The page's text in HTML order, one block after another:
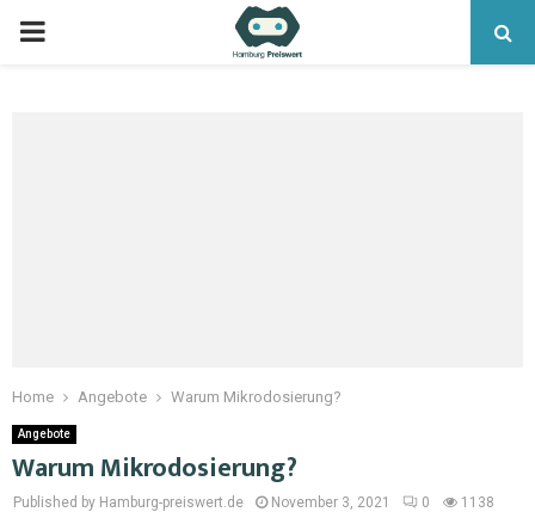
Home Angebote Warum Mikrodosierung?
Angebote
Warum Mikrodosierung?
Published by Hamburg-preiswert.de November 3, 2021 0 1138